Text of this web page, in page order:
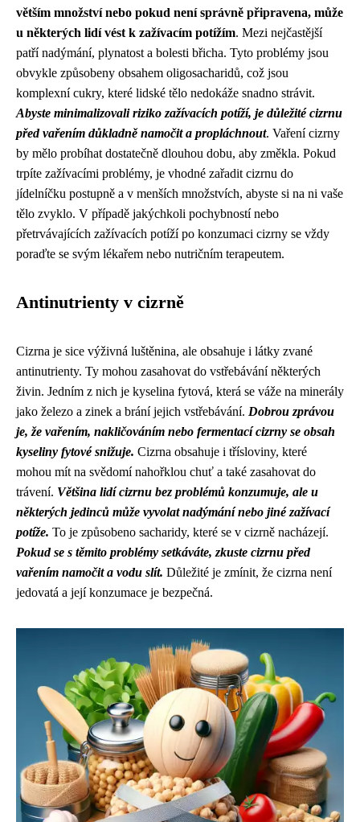
větším množství nebo pokud není správně připravena, může
u některých lidí vést k zažívacím potížím. Mezi nejčastější
patří nadýmání, plynatost a bolesti břicha. Tyto problémy jsou
obvykle způsobeny obsahem oligosacharidů, což jsou
komplexní cukry, které lidské tělo nedokáže snadno strávit.
Abyste minimalizovali riziko zažívacích potíží, je důležité cizrnu
před vařením důkladně namočit a propláchnout. Vaření cizrny
by mělo probíhat dostatečně dlouhou dobu, aby změkla. Pokud
trpíte zažívacími problémy, je vhodné zařadit cizrnu do
jídelníčku postupně a v menších množstvích, abyste si na ni vaše
tělo zvyklo. V případě jakýchkoli pochybností nebo
přetrvávajících zažívacích potíží po konzumaci cizrny se vždy
poraďte se svým lékařem nebo nutričním terapeutem.
Antinutrienty v cizrně
Cizrna je sice výživná luštěnina, ale obsahuje i látky zvané
antinutrienty. Ty mohou zasahovat do vstřebávání některých
živin. Jedním z nich je kyselina fytová, která se váže na minerály
jako železo a zinek a brání jejich vstřebávání. Dobrou zprávou
je, že vařením, nakličováním nebo fermentací cizrny se obsah
kyseliny fytové snižuje. Cizrna obsahuje i třísloviny, které
mohou mít na svědomí nahořklou chuť a také zasahovat do
trávení. Většina lidí cizrnu bez problémů konzumuje, ale u
některých jedinců může vyvolat nadýmání nebo jiné zažívací
potíže. To je způsobeno sacharidy, které se v cizrně nacházejí.
Pokud se s těmito problémy setkáváte, zkuste cizrnu před
vařením namočit a vodu slít. Důležité je zmínit, že cizrna není
jedovatá a její konzumace je bezpečná.